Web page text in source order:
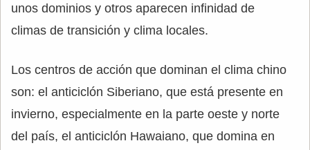
unos dominios y otros aparecen infinidad de
climas de transición y clima locales.
Los centros de acción que dominan el clima chino
son: el anticiclón Siberiano, que está presente en
invierno, especialmente en la parte oeste y norte
del país, el anticiclón Hawaiano, que domina en